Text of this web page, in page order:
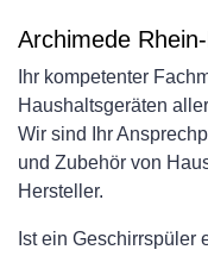
Archimede
Ihr kompetenter
Haushaltsgeräten
Wir sind Ihr
und Zubehör von
Hersteller.
Ist ein Geschirrspüler